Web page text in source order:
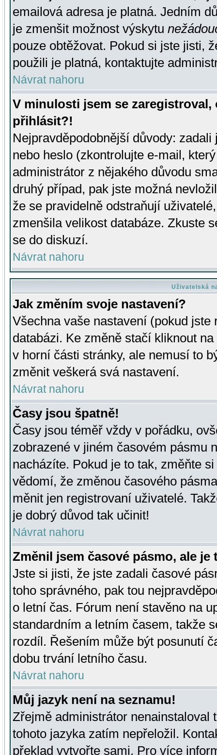
emailová adresa je platná. Jedním
je zmenšit možnost výskytu
pouze obtěžovat. Pokud si jste jisti,
použili je platná, kontaktujte
Návrat nahoru
V minulosti jsem se
přihlásit?!
Nejpravděpodobnější důvody:
nebo heslo (zkontrolujte e-mail,
administrátor z nějakého důvodu
druhý případ, pak jste možná
že se pravidelně odstraňují
zmenšila velikost databáze. Zkuste
se do diskuzí.
Návrat nahoru
Uživatelská
Jak změním svoje nastavení?
Všechna vaše nastavení (pokud
databázi. Ke změně stačí kliknout
v horní části stránky, ale nemusí to
změnit veškerá svá nastavení.
Návrat nahoru
Časy jsou špatně!
Časy jsou téměř vždy v pořádku,
zobrazené v jiném časovém pásmu
nacházíte. Pokud je to tak, změňte
vědomí, že změnou časového
měnit jen registrovaní uživatelé.
je dobrý důvod tak učinit!
Návrat nahoru
Změnil jsem časové pásmo, ale je
Jste si jisti, že jste zadali časové
toho správného, pak tou
o letní čas. Fórum není stavěno na
standardním a letním časem, takže
rozdíl. Řešením může být posunutí
dobu trvání letního času.
Návrat nahoru
Můj jazyk není na seznamu!
Zřejmě administrátor nenainstaloval
tohoto jazyka zatím nepřeložil.
překlad vytvořte sami. Pro více